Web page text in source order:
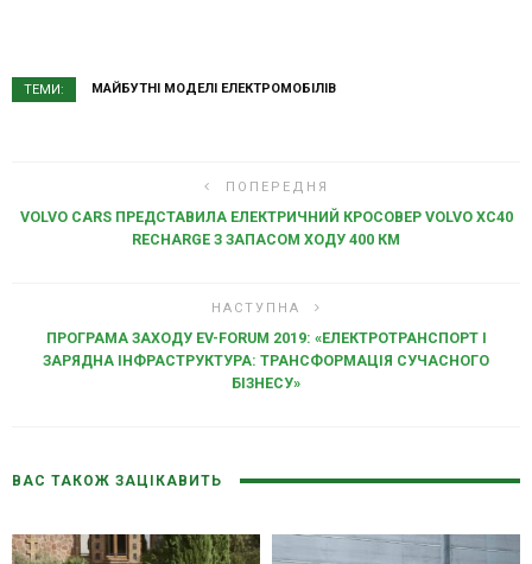
ТЕМИ: МАЙБУТНІ МОДЕЛІ ЕЛЕКТРОМОБІЛІВ
ПОПЕРЕДНЯ
VOLVO CARS ПРЕДСТАВИЛА ЕЛЕКТРИЧНИЙ КРОСОВЕР VOLVO XC40
RECHARGE З ЗАПАСОМ ХОДУ 400 КМ
НАСТУПНА
ПРОГРАМА ЗАХОДУ EV-FORUM 2019: «ЕЛЕКТРОТРАНСПОРТ І
ЗАРЯДНА ІНФРАСТРУКТУРА: ТРАНСФОРМАЦІЯ СУЧАСНОГО
БІЗНЕСУ»
ВАС ТАКОЖ ЗАЦІКАВИТЬ